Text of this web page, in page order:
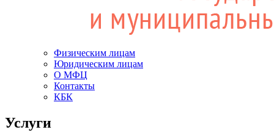
Физическим лицам
Юридическим лицам
О МФЦ
Контакты
КБК
Услуги